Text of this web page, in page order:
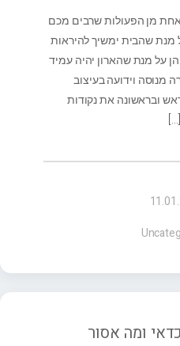
אחת מן הפעולות שרבים מכם
מנת שהבית ימשיך להיראות
על מנת שהארון יהיה עמיד
מנוסה וידועה בעיצוב
ובראשונה את נקודות
[…]
ומה אסור